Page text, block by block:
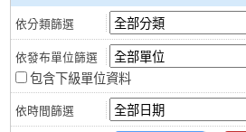
包含下級單位資料